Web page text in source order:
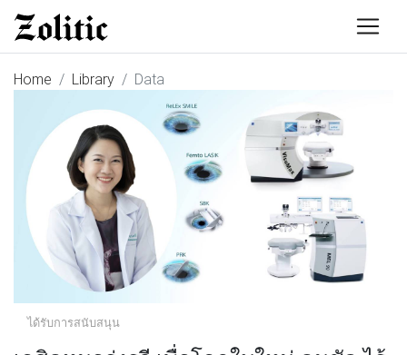
Home Library Data
ได้รับการสนับสนุน